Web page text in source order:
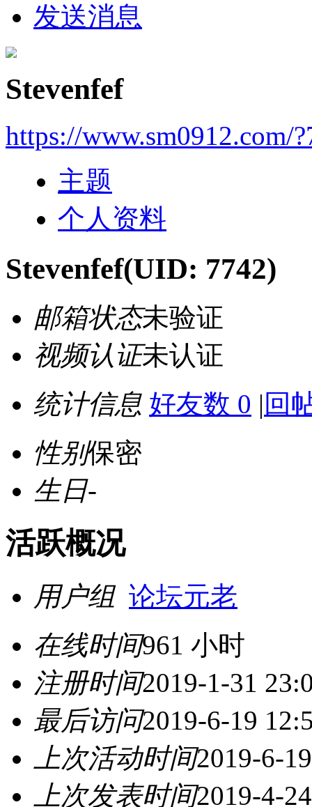
发送消息
Stevenfef
https://www.sm0912.com/
主题
个人资料
Stevenfef(UID: 7742)
邮箱状态未验证
视频认证未认证
统计信息 好友数 0 | 回
性别保密
生日-
活跃概况
用户组 论坛元老
在线时间961 小时
注册时间2019-1-31
最后访问2019-6-19
上次活动时间2019-6-
上次发表时间2019-4-